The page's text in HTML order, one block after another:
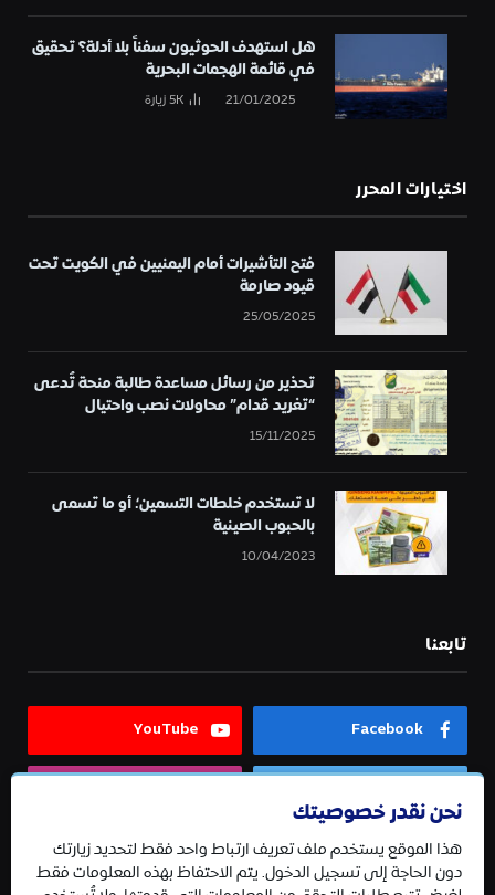
هل استهدف الحوثيون سفناً بلا أدلة؟ تحقيق
في قائمة الهجمات البحرية
21/01/2025
5Kزيارة
اختيارات المحرر
فتح التأشيرات أمام اليمنيين في الكويت تحت
قيود صارمة
25/05/2025
تحذير من رسائل مساعدة طالبة منحة تُدعى
“تغريد قدام” محاولات نصب واحتيال
15/11/2025
لا تستخدم خلطات التسمين؛ أو ما تسمى
بالحبوب الصينية
10/04/2023
تابعنا
Facebook
YouTube
Telegram
نحن نقدر خصوصيتك
هذا الموقع يستخدم ملف تعريف ارتباط واحد فقط لتحديد زيارتك
دون الحاجة إلى تسجيل الدخول. يتم الاحتفاظ بهذه المعلومات فقط